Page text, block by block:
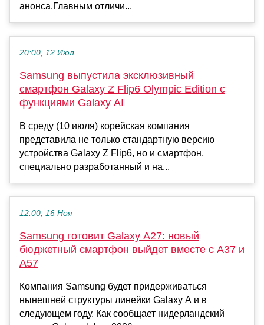
анонса.Главным отличи...
20:00, 12 Июл
Samsung выпустила эксклюзивный
смартфон Galaxy Z Flip6 Olympic Edition с
функциями Galaxy AI
В среду (10 июля) корейская компания
представила не только стандартную версию
устройства Galaxy Z Flip6, но и смартфон,
специально разработанный и на...
12:00, 16 Ноя
Samsung готовит Galaxy A27: новый
бюджетный смартфон выйдет вместе с A37 и
A57
Компания Samsung будет придерживаться
нынешней структуры линейки Galaxy A и в
следующем году. Как сообщает нидерландский